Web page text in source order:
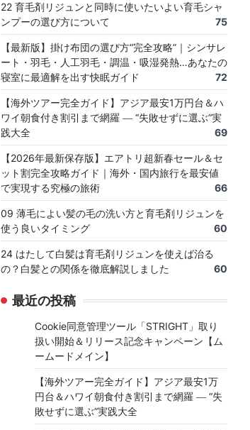
22 育毛剤リジュンと同時に使いたいよい育毛シャ
ンプーの選び方について
75
【最新版】掛け布団の選び方“完全攻略”｜シンサレ
ート・羽毛・人工羽毛・調温・吸湿発熱…あなたの
寝室に最適解を出す快眠ガイド
72
【海外ツアー完全ガイド】アジア最安1万円台＆ハ
ワイ朝食付き割引まで網羅 ― “失敗せずに選ぶ”実
践大全
69
【2026年最新保存版】エアトリ超新春セール＆セ
ット割完全攻略ガイド｜海外・国内旅行を最安値
で実現する究極の旅術
66
09 薄毛によい髪の毛の洗い方と育毛剤リジュンを
使う良いタイミング
60
24 はたして白髪は育毛剤リジュンを使えば治る
の？白髪との関係を徹底解説しました
60
最近の投稿
Cookie同意管理ツール「STRIGHT」取り
扱い開始＆リリース記念キャンペーン【ム
ームードメイン】
【海外ツアー完全ガイド】アジア最安1万
円台＆ハワイ朝食付き割引まで網羅 ― “失
敗せずに選ぶ”実践大全